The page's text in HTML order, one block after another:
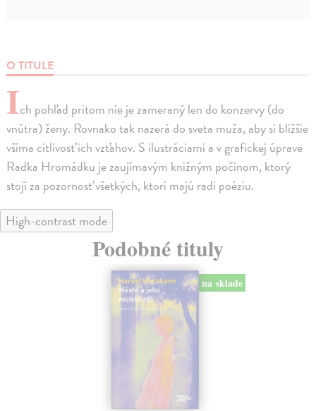
O TITULE
Ich pohľad pritom nie je zameraný len do konzervy (do
vnútra) ženy. Rovnako tak nazerá do sveta muža, aby si bližšie
všíma citlivosť ich vzťahov. S ilustráciami a v grafickej úprave
Radka Hromádku je zaujímavým knižným počinom, ktorý
stojí za pozornosť všetkých, ktorí majú radi poéziu.
High-contrast mode
Podobné tituly
na sklade